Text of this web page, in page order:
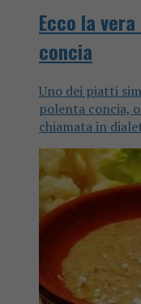
Ecco la
concia
Uno dei piatti
polenta concia,
chiamata in